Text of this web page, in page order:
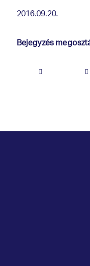
2016.09.20.
Bejegyzés